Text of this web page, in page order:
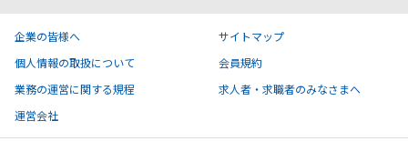
企業の皆様へ
サイトマップ
個人情報の取扱について
会員規約
業務の運営に関する規程
求人者・求職者のみなさまへ
運営会社